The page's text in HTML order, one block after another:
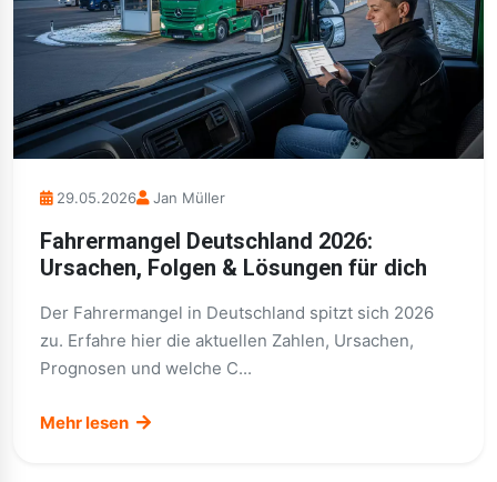
29.05.2026 Jan Müller
Fahrermangel Deutschland 2026:
Ursachen, Folgen & Lösungen für dich
Der Fahrermangel in Deutschland spitzt sich 2026
zu. Erfahre hier die aktuellen Zahlen, Ursachen,
Prognosen und welche C...
Mehr lesen